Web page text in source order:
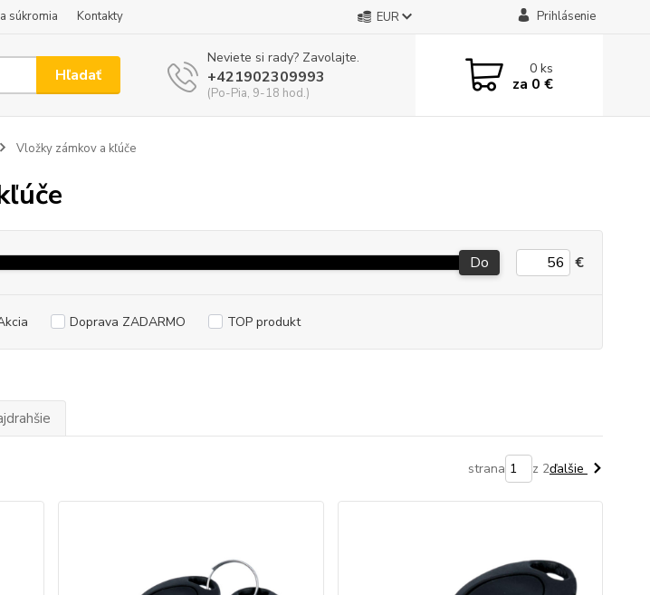
súkromia Kontakty EUR Prihlásenie
Hľadať
Neviete si rady? Zavolajte.
+421902309993
(Po-Pia, 9-18 hod.)
0ks
za 0 €
Vložky zámkov a kľúče
Do €
Doprava ZADARMO TOP produkt
strana z 2ďalšie